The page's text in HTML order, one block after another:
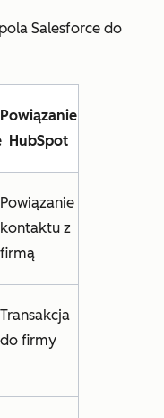
Salesforce do
Powiązanie
HubSpot
Powiązanie
kontaktu z
firmą
Transakcja
do firmy